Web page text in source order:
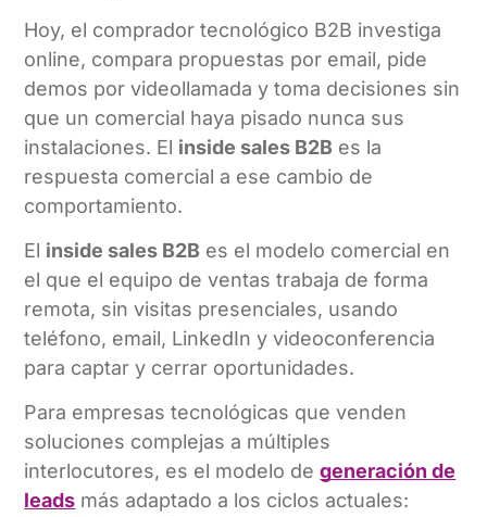
Hoy, el comprador tecnológico B2B investiga
online, compara propuestas por email, pide
demos por videollamada y toma decisiones sin
que un comercial haya pisado nunca sus
instalaciones. El inside sales B2B es la
respuesta comercial a ese cambio de
comportamiento.
El inside sales B2B es el modelo comercial en
el que el equipo de ventas trabaja de forma
remota, sin visitas presenciales, usando
teléfono, email, LinkedIn y videoconferencia
para captar y cerrar oportunidades.
Para empresas tecnológicas que venden
soluciones complejas a múltiples
interlocutores, es el modelo degeneración de
leads más adaptado a los ciclos actuales: